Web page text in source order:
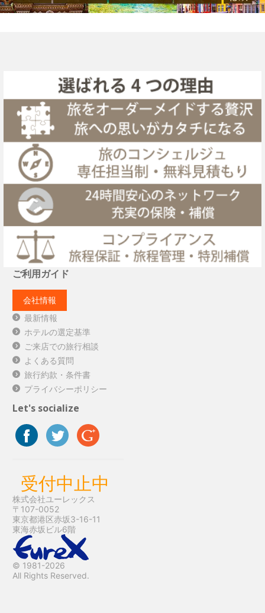
ご利用ガイド
会社情報
最新情報
ホテルの選定基準
ご来店での旅行相談
よくある質問
旅行約款・条件書
プライバシーポリシー
Let's socialize
受付中止中
株式会社ユーレックス
〒107-0052
東京都港区赤坂3-16-11
東海赤坂ビル6階
© 1981-2026
All Rights Reserved.